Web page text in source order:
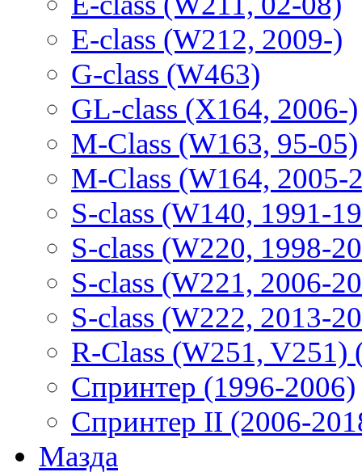
E-class (W212, 2009-)
G-class (W463)
GL-class (X164, 2006-)
M-Class (W163, 95-05)
M-Class (W164, 2005-
S-class (W140, 1991-
S-class (W220, 1998-
S-class (W221, 2006-
S-class (W222, 2013-
R-Class (W251, V251)
Спринтер (1996-2006)
Спринтер II (2006-
Мазда